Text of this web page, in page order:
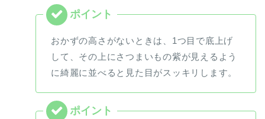
おかずの高さがないときは、1つ目で底上げ
して、その上にさつまいもの紫が見えるよう
に綺麗に並べると見た目がスッキリします。